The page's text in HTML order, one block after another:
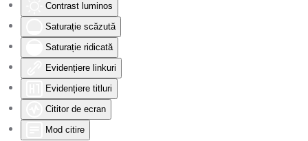
Contrast luminos
Saturație scăzută
Saturație ridicată
Evidențiere linkuri
Evidențiere titluri
Cititor de ecran
Mod citire